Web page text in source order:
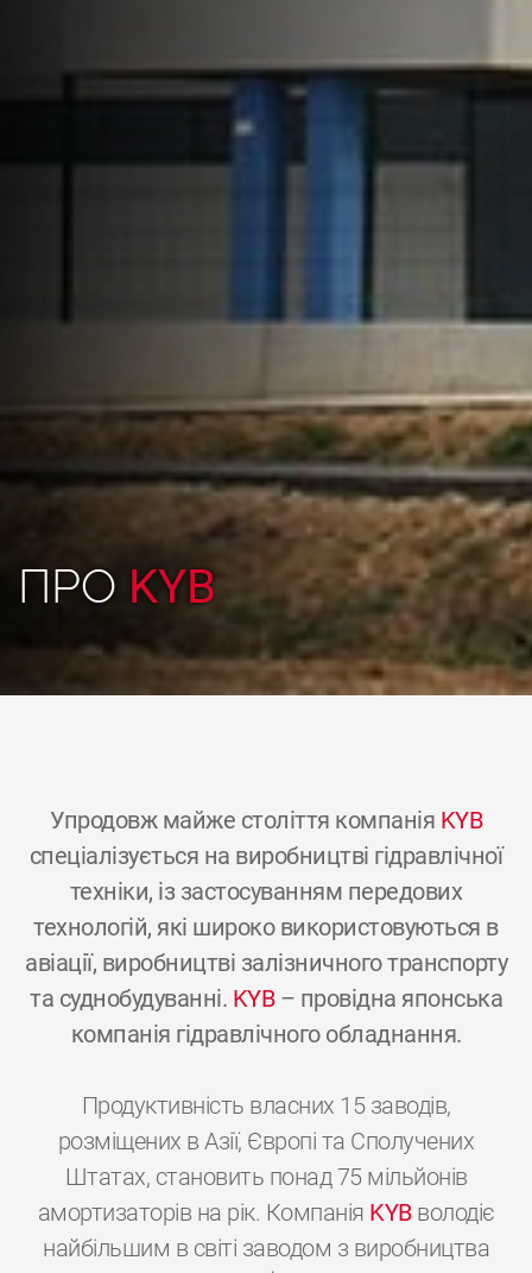
ПРО KYB
Упродовж майже століття компанія KYB
спеціалізується на виробництві гідравлічної
техніки, із застосуванням передових
технологій, які широко використовуються в
авіації, виробництві залізничного транспорту
та суднобудуванні. KYB– провідна японська
компанія гідравлічного обладнання.
Продуктивність власних 15 заводів,
розміщених в Азії, Європі та Сполучених
Штатах, становить понад 75 мільйонів
амортизаторів на рік. Компанія KYBволодіє
найбільшим в світі заводом з виробництва